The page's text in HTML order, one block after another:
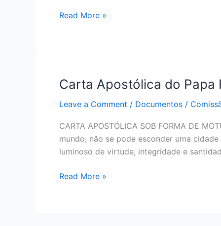
casos
menores
por
clérigos
Read More »
Carta Apostólica do Papa
Leave a Comment / Documentos /
CARTA APOSTÓLICA SOB FORMA DE
mundo; não se pode esconder uma
luminoso de virtude, integridade e
Carta
do
lux
Read More »